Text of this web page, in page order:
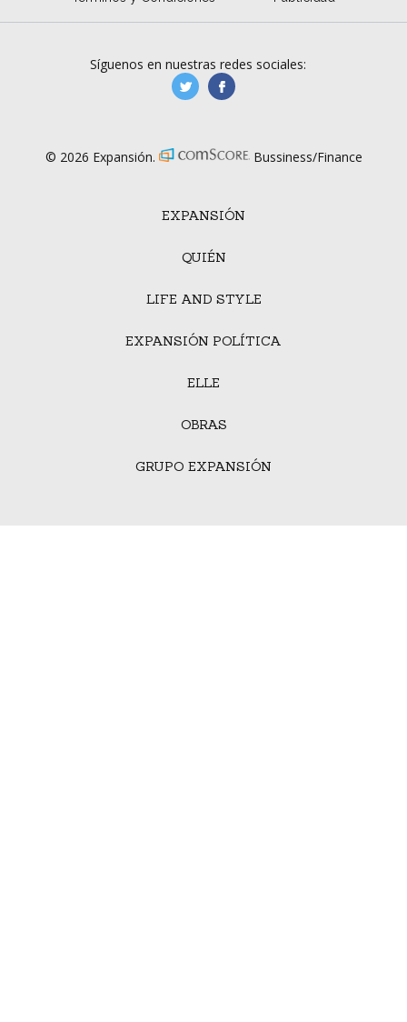
EXPANSIÓN
QUIÉN
LIFE AND STYLE
EXPANSIÓN POLÍTICA
ELLE
OBRAS
GRUPO EXPANSIÓN
Síguenos en nuestras redes sociales:
manufacturaGE
© 2026 Expansión. Bussiness/Finance